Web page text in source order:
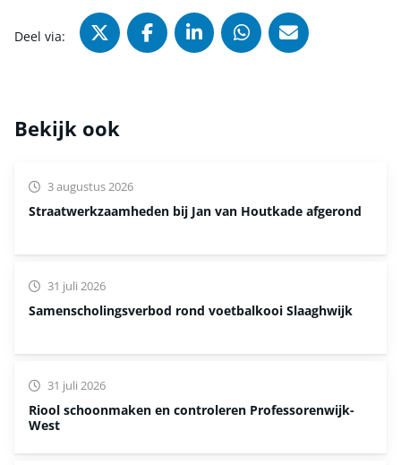
Deel via: Deel via X (Twitter), opent in
Deel via Facebook, opent
Deel via LinkedIn,
Deel viaDeel via
Bekijk ook
Straatwerkzaamheden bij Jan van Houtkade afgerond
3 augustus 2026
Samenscholingsverbod rond voetbalkooi Slaaghwijk
31 juli 2026
Riool schoonmaken en controleren Professorenwijk-
West
31 juli 2026